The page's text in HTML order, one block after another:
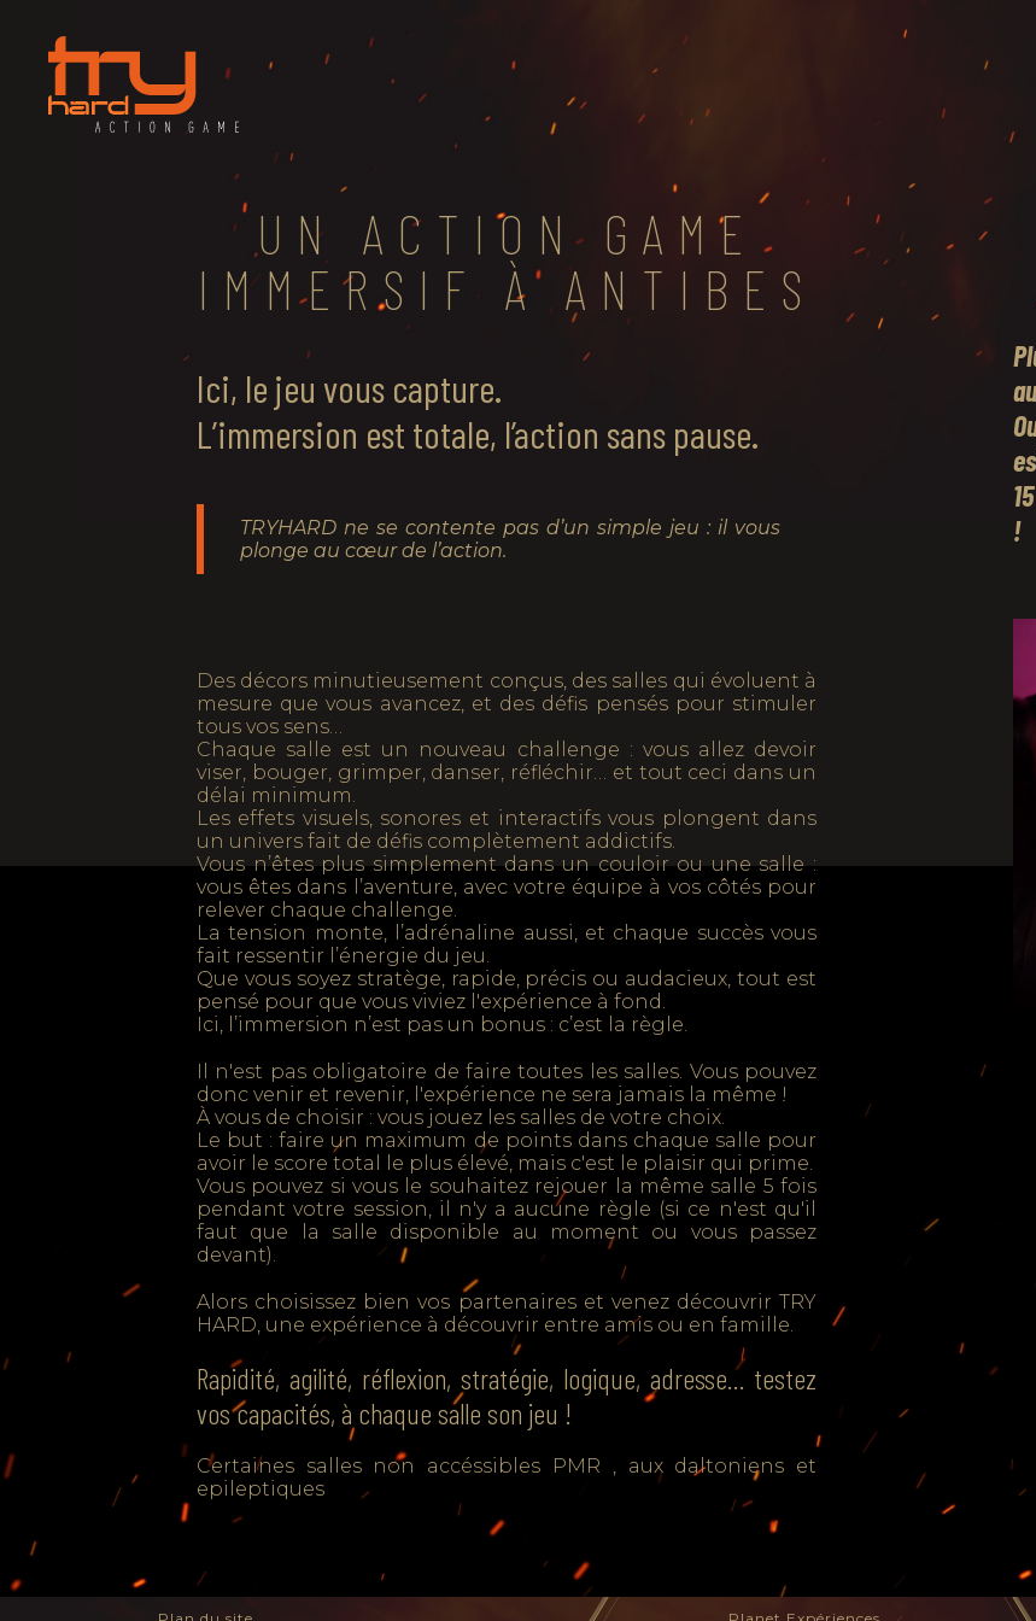
UN ACTION GAME
IMMERSIF À ANTIBES
Ici, le jeu vous capture.
L’immersion est totale, l’action sans pause.
TRYHARD ne se contente pas d’un simple jeu : il vous
plonge au cœur de l’action.
Des décors minutieusement conçus, des salles qui évoluent à
mesure que vous avancez, et des défis pensés pour stimuler
tous vos sens…
Chaque salle est un nouveau challenge : vous allez devoir
viser, bouger, grimper, danser, réfléchir… et tout ceci dans un
délai minimum.
Les effets visuels, sonores et interactifs vous plongent dans
un univers fait de défis complètement addictifs.
Vous n’êtes plus simplement dans un couloir ou une salle :
vous êtes dans l’aventure, avec votre équipe à vos côtés pour
relever chaque challenge.
La tension monte, l’adrénaline aussi, et chaque succès vous
fait ressentir l’énergie du jeu.
Que vous soyez stratège, rapide, précis ou audacieux, tout est
pensé pour que vous viviez l'expérience à fond.
Ici, l’immersion n’est pas un bonus : c’est la règle.
Il n'est pas obligatoire de faire toutes les salles. Vous pouvez
donc venir et revenir, l'expérience ne sera jamais la même !
À vous de choisir : vous jouez les salles de votre choix.
Le but : faire un maximum de points dans chaque salle pour
avoir le score total le plus élevé, mais c'est le plaisir qui prime.
Vous pouvez si vous le souhaitez rejouer la même salle 5 fois
pendant votre session, il n'y a aucune règle (si ce n'est qu'il
faut que la salle disponible au moment ou vous passez
devant).
Alors choisissez bien vos partenaires et venez découvrir TRY
HARD, une expérience à découvrir entre amis ou en famille.
Rapidité, agilité, réflexion, stratégie, logique, adresse… testez
vos capacités, à chaque salle son jeu !
Certaines salles non accéssibles PMR , aux daltoniens et
epileptiques
!